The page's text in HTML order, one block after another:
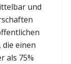
und
die einen
als 75%